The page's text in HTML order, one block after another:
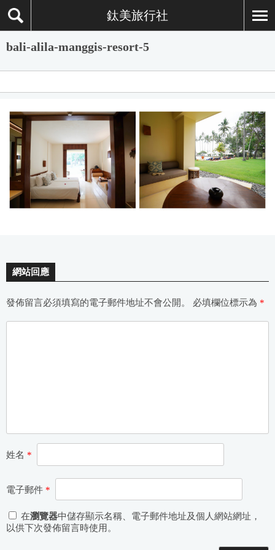
鈦美旅行社
bali-alila-manggis-resort-5
網站回應
發佈留言必須填寫的電子郵件地址不會公開。 必填欄位標示為 *
姓名 *
電子郵件 *
在瀏覽器中儲存顯示名稱、電子郵件地址及個人網站網址，
以供下次發佈留言時使用。